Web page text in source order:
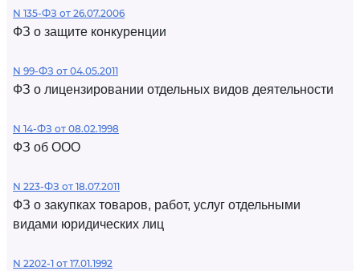
N 135-ФЗ от 26.07.2006
ФЗ о защите конкуренции
N 99-ФЗ от 04.05.2011
ФЗ о лицензировании отдельных видов деятельности
N 14-ФЗ от 08.02.1998
ФЗ об ООО
N 223-ФЗ от 18.07.2011
ФЗ о закупках товаров, работ, услуг отдельными
видами юридических лиц
N 2202-1 от 17.01.1992